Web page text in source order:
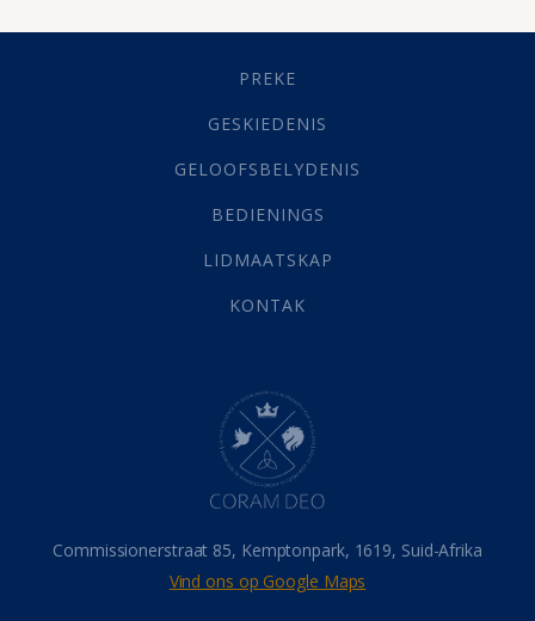
Geestelike Groei(10)
(21)
Grys Areas(4)
Lewensdoel(3)
Selfondersoek(1)
Werk(22)
(142)
Hemel (31)
Israel (14)
Millennium(1)
Oordeelsdag(19)
Verheerlikte liggaam
Wederkoms
(27)
Gebed(87)
PREKE
GESKIEDENIS
GELOOFSBELYDENIS
BEDIENINGS
LIDMAATSKAP
KONTAK
Commissionerstraat 85, Kemptonpark, 1619, Suid-Afrika
Vind ons op Google Maps